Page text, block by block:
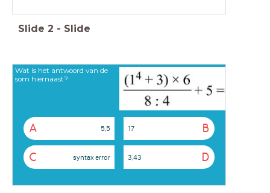
Slide 2 - Slide
Wat is het antwoord van de
som hiernaast?
A 5,5 B
17
C syntax error D
3,43